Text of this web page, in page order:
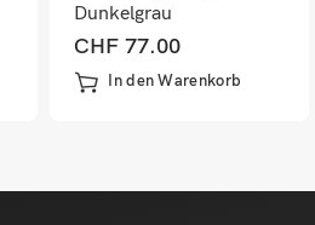
Dunkelgrau
CHF 77.00
In den Warenkorb